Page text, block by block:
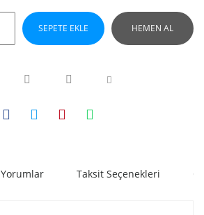
SEPETE EKLE HEMEN AL
Yorumlar Taksit Seçenekleri